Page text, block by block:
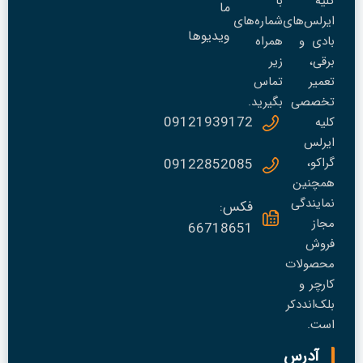
ایرلس‌های
بادی و
برقی،
تعمير
تخصصی
کلیه
ایرلس
گراکو،
همچنین
نمایندگی
مجاز
فروش
محصولات
کارچر و
بلک‌انددکر
است.
آدرس
شماره‌های
همراه
زیر
تماس
بگیرید.
09121939172
09122852085
فکس:
66718651
ما
ویدیوها